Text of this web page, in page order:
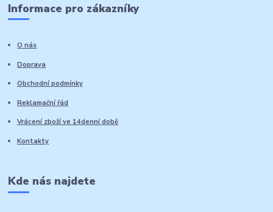
Informace pro zákazníky
O nás
Doprava
Obchodní podmínky
Reklamační řád
Vrácení zboží ve 14denní době
Kontakty
Kde nás najdete